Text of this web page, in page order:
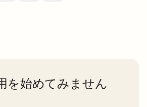
を始めてみません